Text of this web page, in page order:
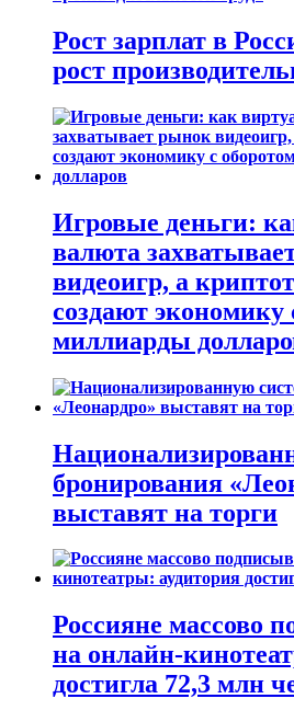
Рост зарплат в
рост
Игровые деньги:
валюта
видеоигр, а
создают экономику
миллиарды
бронирования
выставят на торги
Россияне массово
на онлайн-
достигла 72,3 млн